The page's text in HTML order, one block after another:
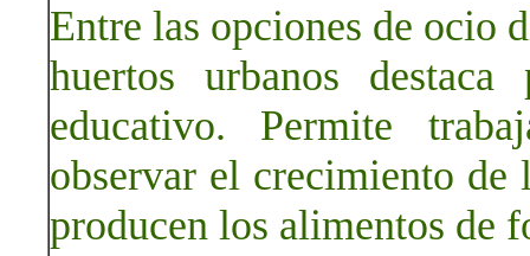
Entre las opciones de ocio
huertos urbanos
educativo. Permite
observar el crecimiento de
producen los alimentos de